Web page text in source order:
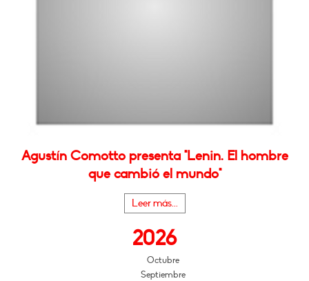
Agustín Comotto presenta "Lenin. El hombre
que cambió el mundo"
Leer más...
2026
Octubre
Septiembre